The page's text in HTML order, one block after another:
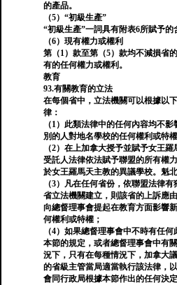
的產品。
（5）“初級生產”
“初級生產”一詞具有附表6所賦予的
（6）現有權力或權利
第（1）款至第（5）款均不減損省
有的任何權力或權利。
教育
93.有關教育的立法
在每個省中，立法機關可以根據以
律：
（1）此類法律中的任何內容均不
別的人對地名學校的任何權利或特權
（2）在上加拿大授予並賦予女王
受託人法律依法賦予聯盟的所有權
於女王羅馬天主教的異議學校。魁
（3）凡在任何省份，依聯盟法律
省立法機關建立，則該省的上訴應
向總督理事會提起在教育方面影響
何權利或特權；
（4）如果總督理事會中不時有任
本節的規定，或者總督理事會中有
況下，只有在每種情況下，加拿大
的省級主管當局適當執行該法律，
會同行政局根據本節作出的任何決定